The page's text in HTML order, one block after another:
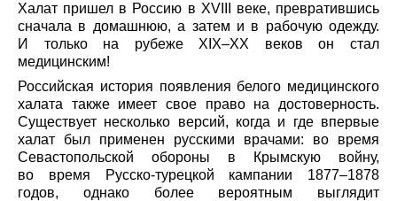
Халат пришел в Россию в XVIII веке, превратившись
сначала в домашнюю, а затем и в рабочую одежду.
И только на рубеже XIX–XX веков он стал
медицинским!
Российская история появления белого медицинского
халата также имеет свое право на достоверность.
Существует несколько версий, когда и где впервые
халат был применен русскими врачами: во время
Севастопольской обороны в Крымскую войну,
во время Русско-турецкой кампании 1877–1878
годов, однако более вероятным выглядит